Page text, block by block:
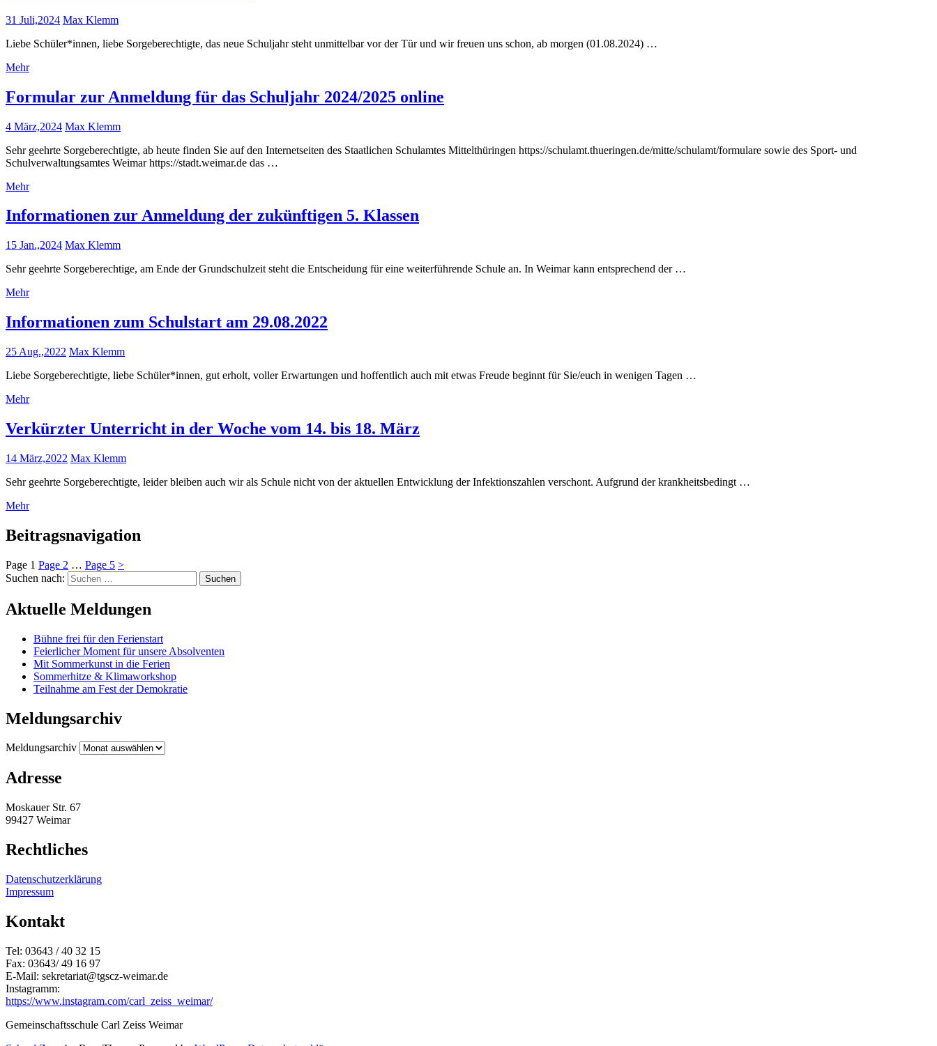
31 Juli,2024 Max Klemm
Liebe Schüler*innen, liebe Sorgeberechtigte, das neue Schuljahr steht unmittelbar vor der Tür und wir freuen uns schon, ab morgen (01.08.2024) …
Mehr
Formular zur Anmeldung für das Schuljahr 2024/2025 online
4 März,2024 Max Klemm
Sehr geehrte Sorgeberechtigte, ab heute finden Sie auf den Internetseiten des Staatlichen Schulamtes Mittelthüringen https://schulamt.thueringen.de/mitte/schulamt/formulare sowie des Sport- und
Schulverwaltungsamtes Weimar https://stadt.weimar.de das …
Mehr
Informationen zur Anmeldung der zukünftigen 5. Klassen
15 Jan.,2024 Max Klemm
Sehr geehrte Sorgeberechtige, am Ende der Grundschulzeit steht die Entscheidung für eine weiterführende Schule an. In Weimar kann entsprechend der …
Mehr
Informationen zum Schulstart am 29.08.2022
25 Aug.,2022 Max Klemm
Liebe Sorgeberechtigte, liebe Schüler*innen, gut erholt, voller Erwartungen und hoffentlich auch mit etwas Freude beginnt für Sie/euch in wenigen Tagen …
Mehr
Verkürzter Unterricht in der Woche vom 14. bis 18. März
14 März,2022 Max Klemm
Sehr geehrte Sorgeberechtigte, leider bleiben auch wir als Schule nicht von der aktuellen Entwicklung der Infektionszahlen verschont. Aufgrund der krankheitsbedingt …
Mehr
Beitragsnavigation
Page 1 Page 2 … Page 5 >
Suchen nach:
Aktuelle Meldungen
Bühne frei für den Ferienstart
Feierlicher Moment für unsere Absolventen
Mit Sommerkunst in die Ferien
Sommerhitze & Klimaworkshop
Teilnahme am Fest der Demokratie
Meldungsarchiv
Meldungsarchiv
Adresse
Moskauer Str. 67
99427 Weimar
Rechtliches
Datenschutzerklärung
Impressum
Kontakt
Tel: 03643 / 40 32 15
Fax: 03643/ 49 16 97
E-Mail: sekretariat@tgscz-weimar.de
Instagramm:
https://www.instagram.com/carl_zeiss_weimar/
Gemeinschaftsschule Carl Zeiss Weimar